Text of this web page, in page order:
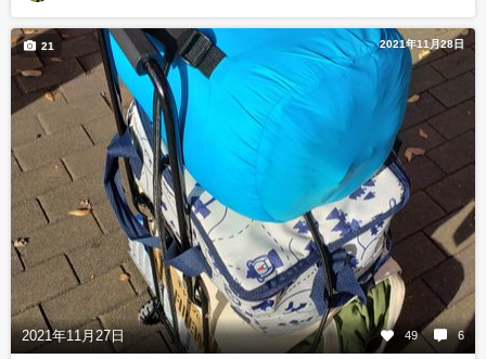
2021年11月28日
2021年11月27日 49 6
21